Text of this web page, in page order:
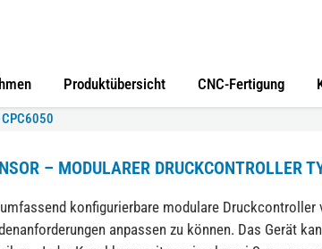
Produktübersicht CNC-Fertigung
CPC6050
– MODULARER DRUCKCONTROLLER
konfigurierbare modulare
anpassen zu können. Das Gerät